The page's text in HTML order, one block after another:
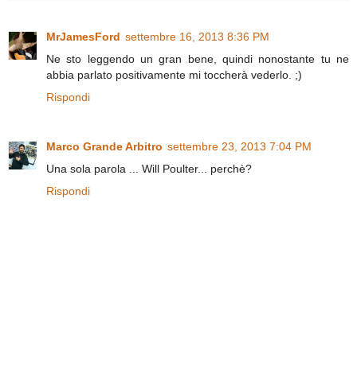
MrJamesFord settembre 16, 2013 8:36 PM
Ne sto leggendo un gran bene, quindi nonostante tu ne
abbia parlato positivamente mi toccherà vederlo. ;)
Rispondi
Marco Grande Arbitro settembre 23, 2013 7:04 PM
Una sola parola ... Will Poulter... perchè?
Rispondi